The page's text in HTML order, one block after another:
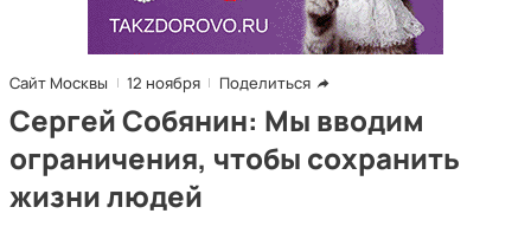
Сайт Москвы 12 ноября Поделиться
Сергей Собянин: Мы вводим
ограничения, чтобы сохранить
жизни людей